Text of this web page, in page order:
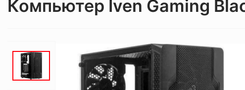
Компьютер Iven Gaming